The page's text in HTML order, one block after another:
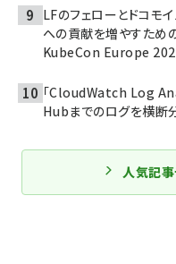
LFのフェローとドコモ
への貢献を増やすため
KubeCon Europe
「CloudWatch Log
Hubまでのログを横断
人気記事